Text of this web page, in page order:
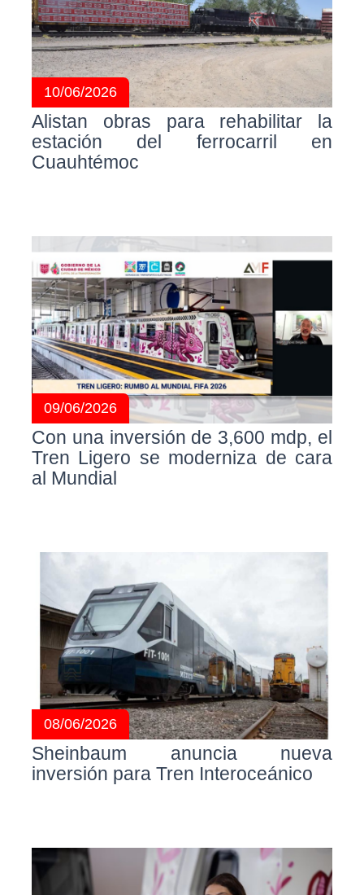
10/06/2026
Alistan obras para rehabilitar la
estación del ferrocarril en
Cuauhtémoc
09/06/2026
Con una inversión de 3,600 mdp, el
Tren Ligero se moderniza de cara
al Mundial
08/06/2026
Sheinbaum anuncia nueva
inversión para Tren Interoceánico